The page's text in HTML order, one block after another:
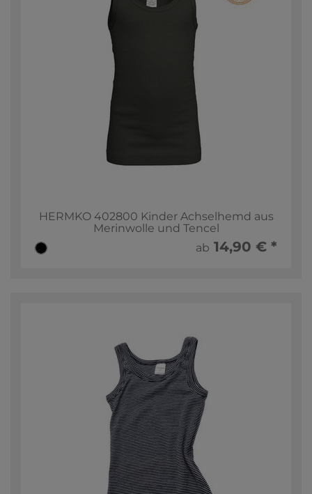
HERMKO 402800 Kinder Achselhemd aus
Merinwolle und Tencel
ab 14,90 € *